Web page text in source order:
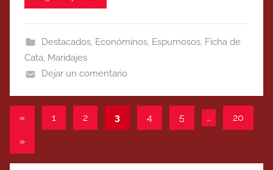
Destacados, Económinos, Espumosos, Ficha de
Cata, Maridajes
Dejar un comentario
Paginación
de
entradas
«Entradas
anteriores
1 2 3 4 5 … 20
Entradas
»